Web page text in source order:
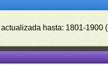
hasta: 1801-1900